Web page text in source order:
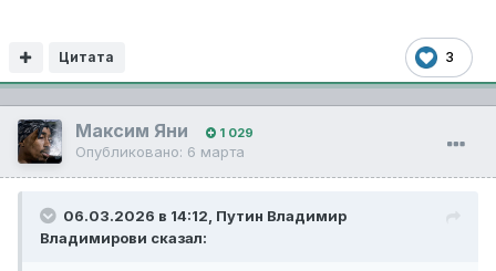
3
Цитата
Максим Яни 1 029
Опубликовано: 6 марта
06.03.2026 в 14:12, Путин Владимир
Владимирови сказал: